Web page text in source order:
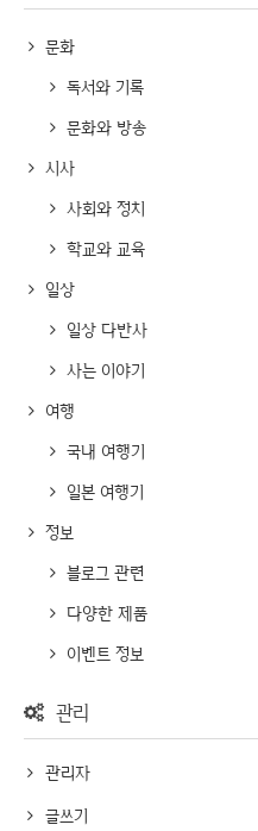
문화
독서와 기록
문화와 방송
시사
사회와 정치
학교와 교육
일상
일상 다반사
사는 이야기
여행
국내 여행기
일본 여행기
정보
블로그 관련
다양한 제품
이벤트 정보
관리
관리자
글쓰기